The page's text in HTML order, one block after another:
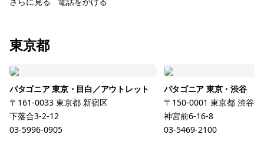
東京都
パタゴニア 東京・目白／アウトレット
〒161-0033 東京都 新宿区
下落合3-2-12
03-5996-0905
パタゴニア 東京・渋谷
〒150-0001 東京都 渋谷区
神宮前6-16-8
03-5469-2100